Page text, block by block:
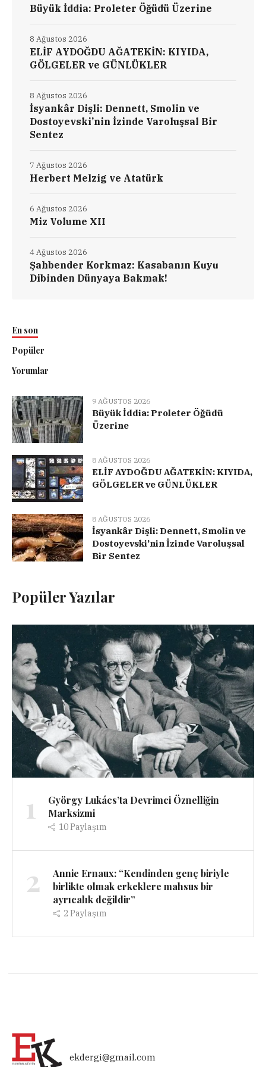
Büyük İddia: Proleter Öğüdü Üzerine
ELİF AYDOĞDU AĞATEKİN: KIYIDA,
GÖLGELER ve GÜNLÜKLER
8 Ağustos 2026
İsyankâr Dişli: Dennett, Smolin ve
Dostoyevski’nin İzinde Varoluşsal Bir
Sentez
8 Ağustos 2026
Herbert Melzig ve Atatürk
7 Ağustos 2026
Miz Volume XII
6 Ağustos 2026
Şahbender Korkmaz: Kasabanın Kuyu
Dibinden Dünyaya Bakmak!
4 Ağustos 2026
En son
Popüler
Yorumlar
9 AĞUSTOS 2026
Büyük İddia: Proleter Öğüdü
Üzerine
8 AĞUSTOS 2026
ELİF AYDOĞDU AĞATEKİN: KIYIDA,
GÖLGELER ve GÜNLÜKLER
8 AĞUSTOS 2026
İsyankâr Dişli: Dennett, Smolin ve
Dostoyevski’nin İzinde Varoluşsal
Bir Sentez
Popüler Yazılar
1
György Lukács’ta Devrimci Öznelliğin
Marksizmi
10Paylaşım
2
Annie Ernaux: “Kendinden genç biriyle
birlikte olmak erkeklere mahsus bir
ayrıcalık değildir”
2 Paylaşım
ekdergi@gmail.com